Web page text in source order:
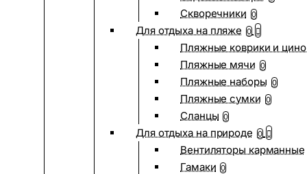
Скворечники 0
Для отдыха на пляже 0
Пляжные коврики и
Пляжные мячи 0
Пляжные наборы 0
Пляжные сумки 0
Сланцы 0
Для отдыха на природе 0
Вентиляторы карманные
Гамаки 0